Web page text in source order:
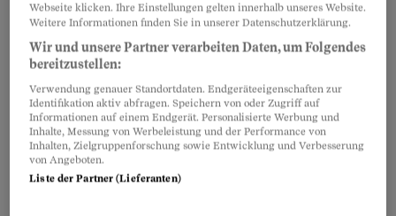
Dieser Baum ist eine Zumutung. Nur schon
orthografisch. Er schreibt sich nicht etwa
«Gingko». Nein, ätsch, falsch, «Ginkgo» – und
das bloss, weil ein deutscher Botaniker im Jahr
1712 einen Schreibfehler machte.
Webseite klicken. Ihre Einstellungen gelten innerhalb unseres Website.
Weitere Informationen finden Sie in unserer Datenschutzerklärung.
Wir und unsere Partner verarbeiten Daten, um Folgendes
bereitzustellen:
Verwendung genauer Standortdaten. Endgeräteeigenschaften zur
Identifikation aktiv abfragen. Speichern von oder Zugriff auf
Informationen auf einem Endgerät. Personalisierte Werbung und
Inhalte, Messung von Werbeleistung und der Performance von
Inhalten, Zielgruppenforschung sowie Entwicklung und Verbesserung
von Angeboten.
Liste der Partner (Lieferanten)